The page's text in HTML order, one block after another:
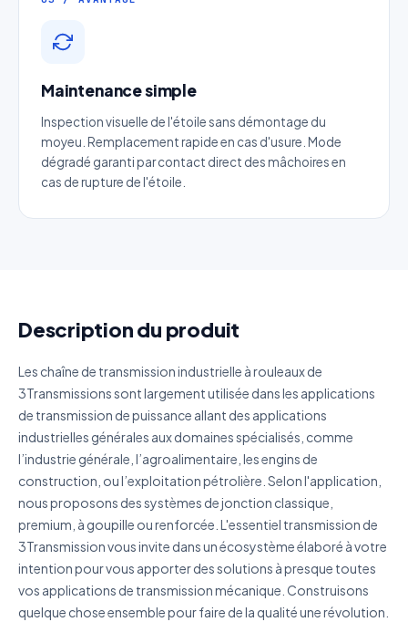
Maintenance simple
Inspection visuelle de l'étoile sans démontage du
moyeu. Remplacement rapide en cas d'usure. Mode
dégradé garanti par contact direct des mâchoires en
cas de rupture de l'étoile.
Description du produit
Les chaîne de transmission industrielle à rouleaux de
3Transmissions sont largement utilisée dans les applications
de transmission de puissance allant des applications
industrielles générales aux domaines spécialisés, comme
l’industrie générale, l’agroalimentaire, les engins de
construction, ou l’exploitation pétrolière. Selon l'application,
nous proposons des systèmes de jonction classique,
premium, à goupille ou renforcée. L'essentiel transmission de
3Transmission vous invite dans un écosystème élaboré à votre
intention pour vous apporter des solutions à presque toutes
vos applications de transmission mécanique. Construisons
quelque chose ensemble pour faire de la qualité une révolution.
Email
Téléphone*
Catégorie
Décrivez votre besoin
J'accepte que mes données soient utilisées pour traiter
ma demande. Politique de confidentialité
Envoyer ma demande de devis
Vos données sont protégées et ne seront jamais
partagées